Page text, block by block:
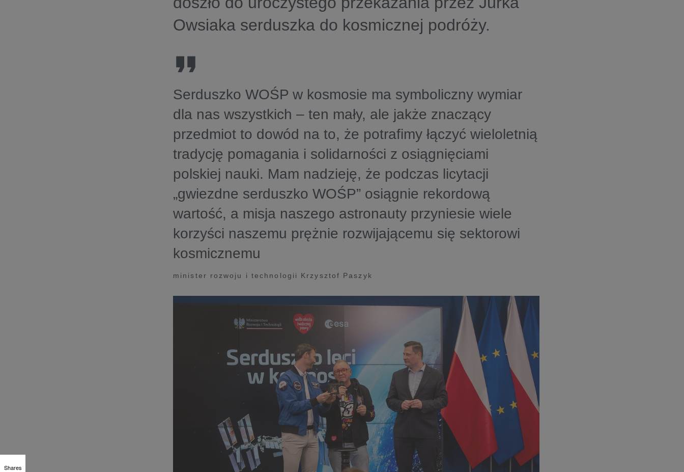
Owsiaka serduszka do kosmicznej podróży.
Serduszko WOŚP w kosmosie ma symboliczny wymiar
dla nas wszystkich – ten mały, ale jakże znaczący
przedmiot to dowód na to, że potrafimy łączyć wieloletnią
tradycję pomagania i solidarności z osiągnięciami
polskiej nauki. Mam nadzieję, że podczas licytacji
„gwiezdne serduszko WOŚP” osiągnie rekordową
wartość, a misja naszego astronauty przyniesie wiele
korzyści naszemu prężnie rozwijającemu się sektorowi
kosmicznemu
minister rozwoju i technologii Krzysztof Paszyk
Shares